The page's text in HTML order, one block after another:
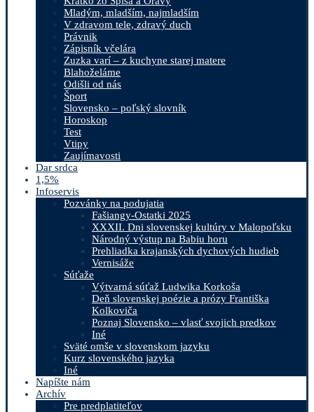
Mladým, mladším, najmladším
V zdravom tele, zdravý duch
Právnik
Zápisník včelára
Zuzka varí – z kuchyne starej matere
Blahoželáme
Odišli od nás
Šport
Slovensko – poľský slovník
Horoskop
Test
Vtipy
Zaujímavosti
Dar srdca
1,5%
Infoservis
Pozvánky na podujatia
Fašiangy-Ostatki 2025
XXXII. Dni slovenskej kultúry v Malopoľsku
Národný výstup na Babiu horu
Prehliadka krajanských dychových hudieb
Vernisáže
Súťaže
Výtvarná súťaž Ludwika Korkoša
Deň slovenskej poézie a prózy Františka
Kolkoviča
Poznaj Slovensko – vlasť svojich predkov
Iné
Sväté omše v slovenskom jazyku
Kurz slovenského jazyka
Iné
Napíšte nám
Archív
Pre predplatiteľov